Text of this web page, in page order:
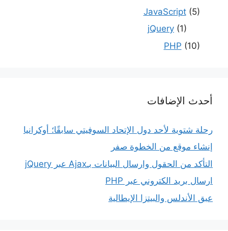
JavaScript(5)
jQuery (1)
PHP (10)
أحدث الإضافات
رحلة شتوية لأحد دول الإتحاد السوفيتي سابقًا؛ أوكرانيا
إنشاء موقع من الخطوة صفر
التأكد من الحقول وارسال البيانات بـAjax عبر jQuery
ارسال بريد الكتروني عبر PHP
عبق الأندلس والبيتزا الإيطالية